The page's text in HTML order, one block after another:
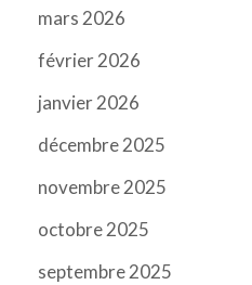
mars 2026
février 2026
janvier 2026
décembre 2025
novembre 2025
octobre 2025
septembre 2025